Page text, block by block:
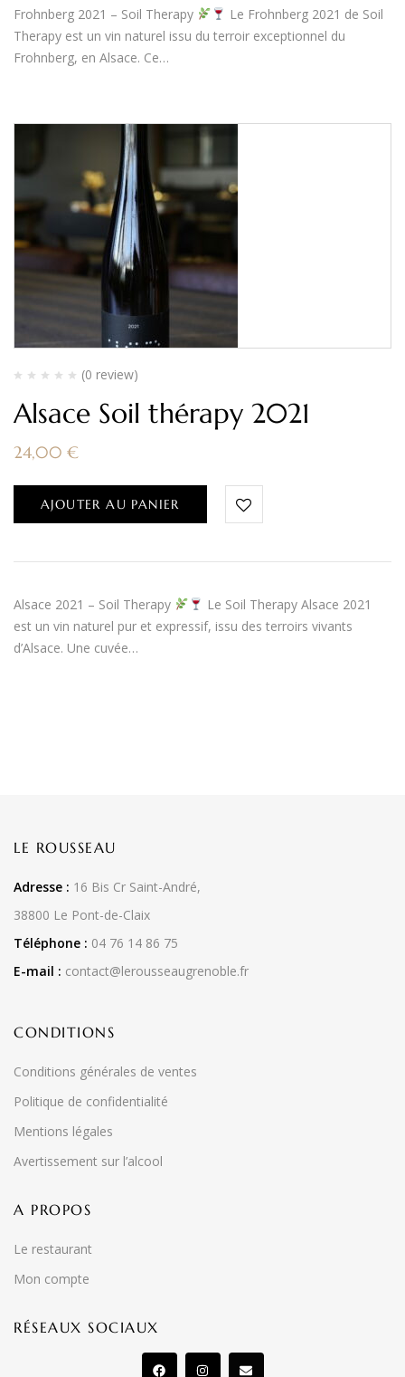
Frohnberg 2021 – Soil Therapy
Le Frohnberg 2021 de Soil
Therapy est un vin naturel issu du terroir exceptionnel du
Frohnberg, en Alsace. Ce…
(0 review)
Alsace Soil thérapy 2021
24,00 €
AJOUTER AU PANIER
Alsace 2021 – Soil Therapy
Le Soil Therapy Alsace 2021
est un vin naturel pur et expressif, issu des terroirs vivants
d’Alsace. Une cuvée…
LE ROUSSEAU
Adresse : 16 Bis Cr Saint-André,
38800 Le Pont-de-Claix
Téléphone : 04 76 14 86 75
E-mail : contact@lerousseaugrenoble.fr
CONDITIONS
Conditions générales de ventes
Politique de confidentialité
Mentions légales
Avertissement sur l’alcool
A PROPOS
Le restaurant
Mon compte
RÉSEAUX SOCIAUX